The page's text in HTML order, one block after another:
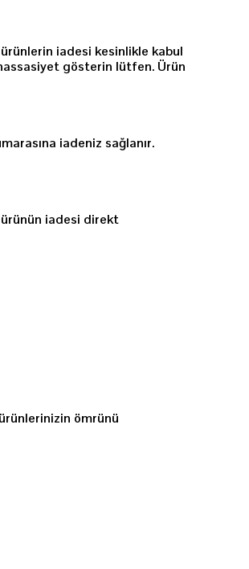
ürünlerin iadesi kesinlikle kabul
gösterin lütfen. Ürün
iadeniz sağlanır.
ürünün iadesi direkt
ömrünü